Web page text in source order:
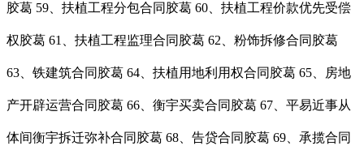
胶葛 59、扶植工程分包合同胶葛 60、扶植工程价款优先受偿
权胶葛 61、扶植工程监理合同胶葛 62、粉饰拆修合同胶葛
63、铁建筑合同胶葛 64、扶植用地利用权合同胶葛 65、房地
产开辟运营合同胶葛 66、衡宇买卖合同胶葛 67、平易近事从
体间衡宇拆迁弥补合同胶葛 68、告贷合同胶葛 69、承揽合同